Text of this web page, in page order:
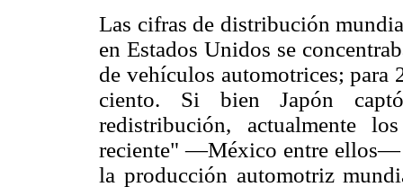
Las cifras de distribución
en Estados Unidos se
de vehículos automotrices; para
ciento. Si bien Japón
redistribución, actualmente
reciente" —México entre ellos—
la producción automotriz